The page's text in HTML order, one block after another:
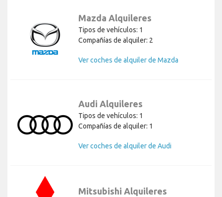
Mazda Alquileres
Tipos de vehículos: 1
Compañías de alquiler: 2
Ver coches de alquiler de Mazda
Audi Alquileres
Tipos de vehículos: 1
Compañías de alquiler: 1
Ver coches de alquiler de Audi
Mitsubishi Alquileres